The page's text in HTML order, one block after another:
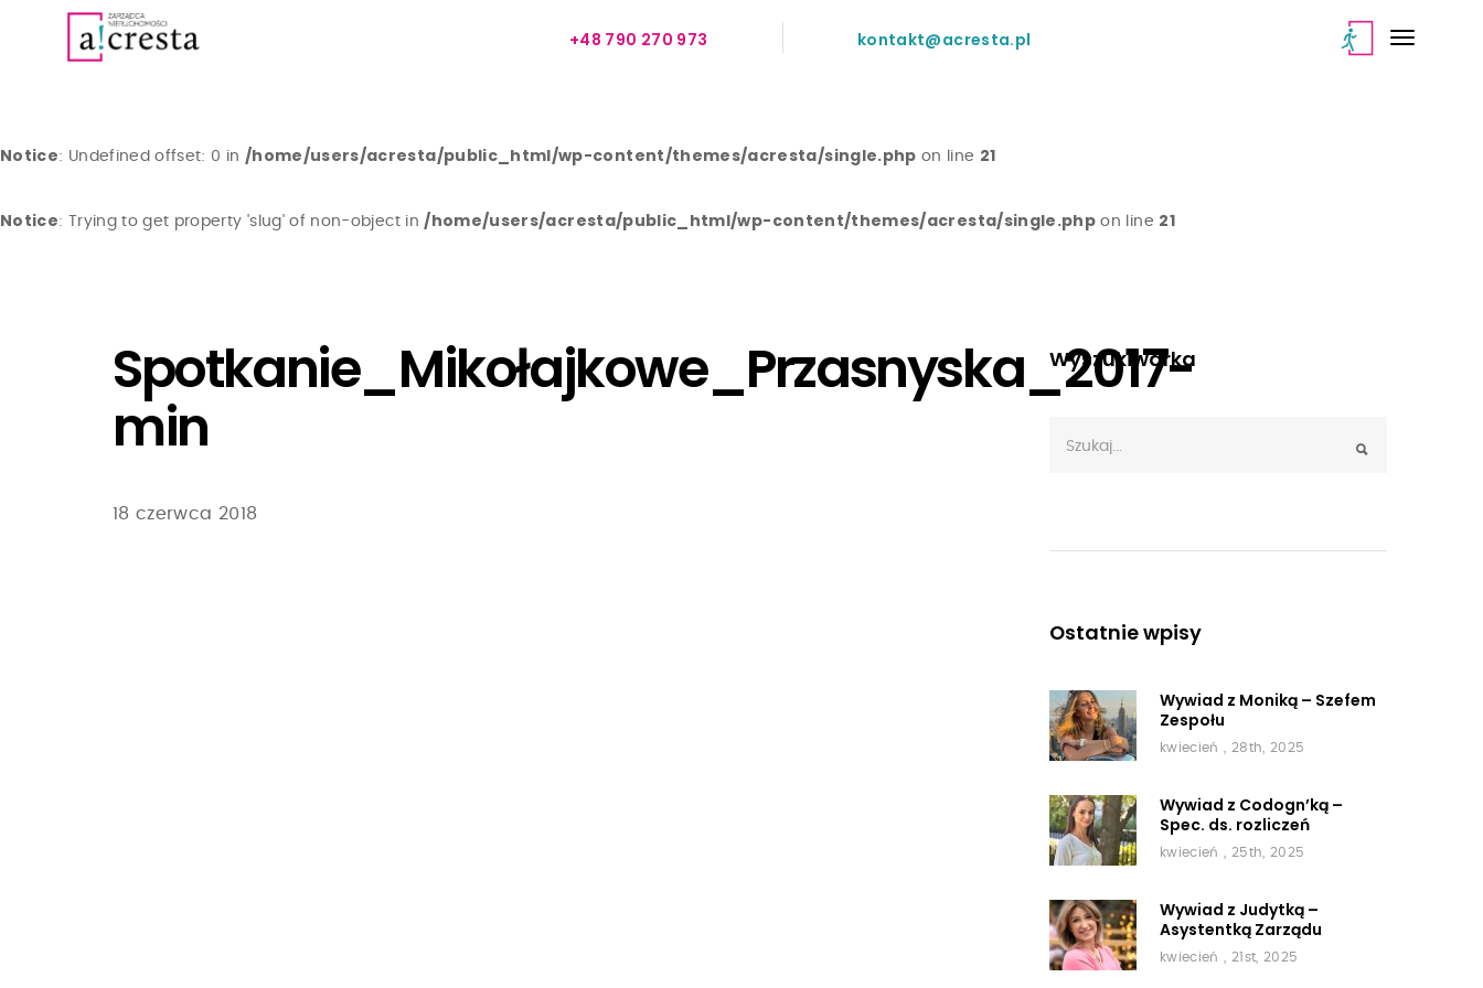
+48 790 270 973 kontakt@acresta.pl
Notice: Undefined offset: 0 in /home/users/acresta/public_html/wp-content/themes/acresta/single.php on line 21
Notice: Trying to get property 'slug' of non-object in /home/users/acresta/public_html/wp-content/themes/acresta/single.php on line 21
Spotkanie_Mikołajkowe_Przasnyska_2017-
min
18 czerwca 2018
Wyszukiwarka
Ostatnie wpisy
Wywiad z Moniką – Szefem
Zespołu
kwiecień , 28th, 2025
Wywiad z Codogn’ką –
Spec. ds. rozliczeń
kwiecień , 25th, 2025
Wywiad z Judytką –
Asystentką Zarządu
kwiecień , 21st, 2025